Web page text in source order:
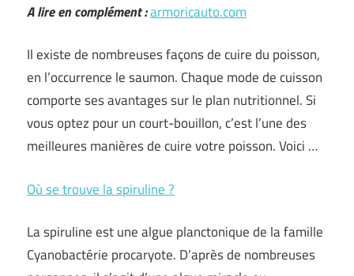
A lire en complément :armoricauto.com
Il existe de nombreuses façons de cuire du poisson,
en l’occurrence le saumon. Chaque mode de cuisson
comporte ses avantages sur le plan nutritionnel. Si
vous optez pour un court-bouillon, c’est l’une des
meilleures manières de cuire votre poisson. Voici …
Où se trouve la spiruline ?
La spiruline est une algue planctonique de la famille
Cyanobactérie procaryote. D’après de nombreuses